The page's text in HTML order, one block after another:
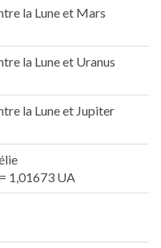
la Lune et Mars
la Lune et Uranus
la Lune et Jupiter
1,01673 UA